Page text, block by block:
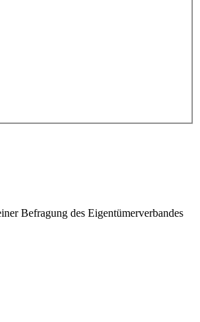
Befragung des Eigentümerverbandes